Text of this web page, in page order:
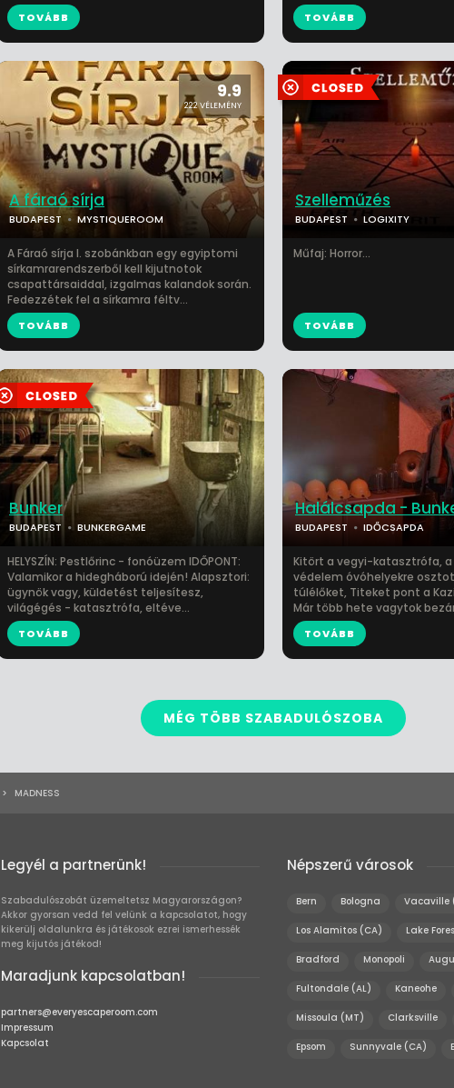
TOVÁBB TOVÁBB
9.9
222 VÉLEMÉNY
A fáraó sírja
BUDAPEST MYSTIQUEROOM
A Fáraó sírja I. szobánkban egy egyiptomi
sírkamrarendszerből kell kijutnotok
csapattársaiddal, izgalmas kalandok során.
Fedezzétek fel a sírkamra féltv...
TOVÁBB
Szelleműzés
BUDAPEST LOGIXITY
Műfaj: Horror...
TOVÁBB
Bunker
BUDAPEST BUNKERGAME
HELYSZÍN: Pestlőrinc - fonóüzem IDŐPONT:
Valamikor a hidegháború idején! Alapsztori:
ügynök vagy, küldetést teljesítesz,
világégés - katasztrófa, eltéve...
TOVÁBB
Halálcsapda -
BUDAPEST IDŐCSAPDA
Kitört a vegyi-katasztrófa, a
védelem óvóhelyekre
túlélőket, Titeket pont a
Már több hete vagytok
TOVÁBB
MÉG TÖBB SZABADULÓSZOBA
> MADNESS
Legyél a partnerünk!
Szabadulószobát üzemeltetsz Magyarországon?
Akkor gyorsan vedd fel velünk a kapcsolatot, hogy
kikerülj oldalunkra és játékosok ezrei ismerhessék
meg kijutós játékod!
Maradjunk kapcsolatban!
partners@everyescaperoom.com
Impressum
Kapcsolat
Népszerű városok
Bern Bologna Vacaville
Los Alamitos (CA) Lake
Bradford Monopoli
Fultondale (AL) Kaneohe
Missoula (MT) Clarksville
Epsom Sunnyvale (CA)